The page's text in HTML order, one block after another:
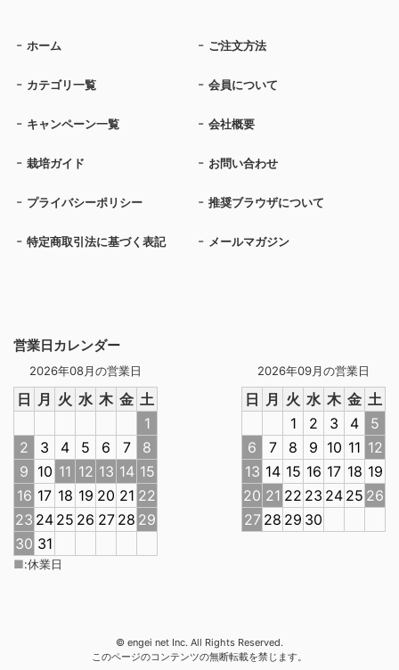
営業日カレンダー
2026年08月の営業日
日 月 火 水 木 金 土
1
2
3 4 5 6 7
8
9 10 11 12 13 14 15
16 17 18 19 20 21 22
23 24 25 26 27 28 29
30 31
2026年09月の営業日
日 月 火 水 木 金 土
1
2 3 4
5
6
7 8 9 10 11 12
13 14 15 16 17 18 19
20 21 22 23 24 25 26
27 28 29 30
■:休業日
ホーム ご注文方法
カテゴリ一覧 会員について
キャンペーン一覧 会社概要
栽培ガイド お問い合わせ
プライバシーポリシー 推奨ブラウザについて
特定商取引法に基づく表記 メールマガジン
© engei net Inc. All Rights Reserved.
このページのコンテンツの無断転載を禁じます。